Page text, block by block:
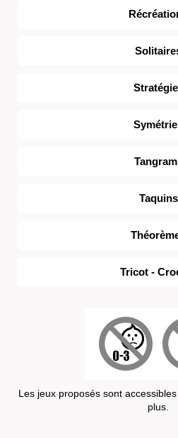
Taquins
Tricot -
Les jeux proposés sont
plus.